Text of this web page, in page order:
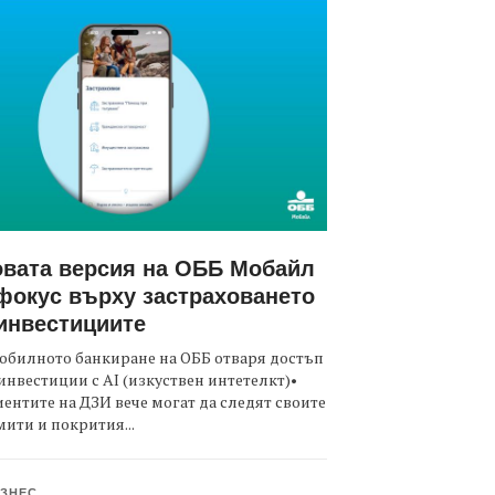
версия на ОББ Мобайл
върху застраховането
банкиране на ОББ отваря достъп
с AI (изкуствен интетелкт)•
на ДЗИ вече могат да следят своите
и покрития...